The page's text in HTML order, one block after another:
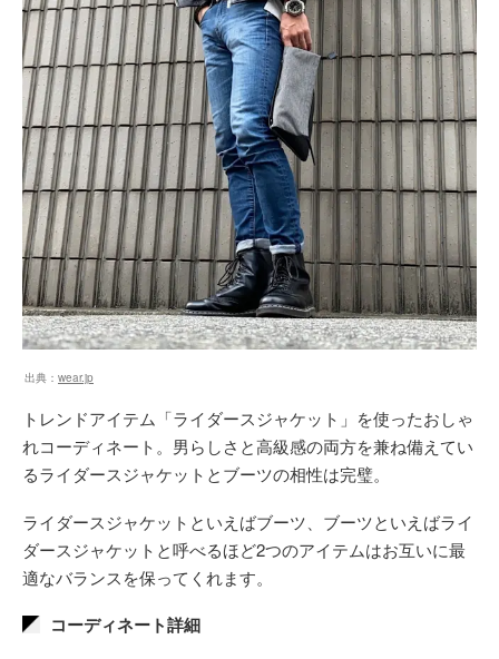
出典： wear.jp
トレンドアイテム「ライダースジャケット」を使ったおしゃ
れコーディネート。男らしさと高級感の両方を兼ね備えてい
るライダースジャケットとブーツの相性は完璧。
ライダースジャケットといえばブーツ、ブーツといえばライ
ダースジャケットと呼べるほど2つのアイテムはお互いに最
適なバランスを保ってくれます。
コーディネート詳細